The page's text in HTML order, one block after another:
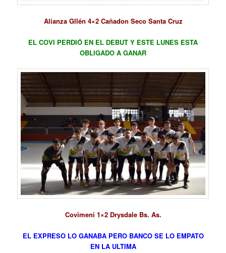
Alianza Gllén 4×2 Cañadon Seco Santa Cruz
EL COVI PERDIÓ EN EL DEBUT Y ESTE LUNES ESTA
OBLIGADO A GANAR
Covimeni 1×2 Drysdale Bs. As.
EL EXPRESO LO GANABA PERO BANCO SE LO EMPATO
EN LA ULTIMA